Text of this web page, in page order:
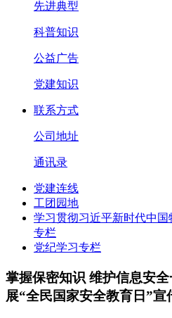
先进典型
科普知识
公益广告
党建知识
联系方式
公司地址
通讯录
党建连线
工团园地
学习贯彻习近平新时代中
专栏
党纪学习专栏
掌握保密知识 维护信息安
展“全民国家安全教育日”宣